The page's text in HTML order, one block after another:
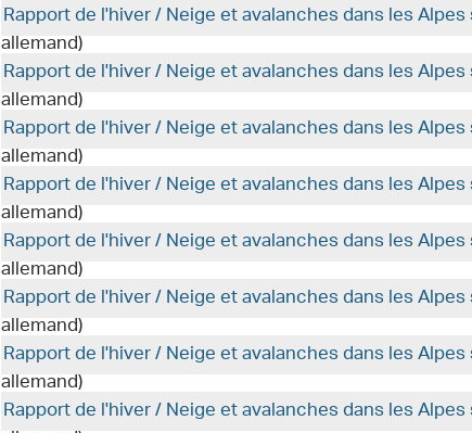
Rapport de l'hiver / Neige et avalanches dans les
allemand)
Rapport de l'hiver / Neige et avalanches dans les
allemand)
Rapport de l'hiver / Neige et avalanches dans les
allemand)
Rapport de l'hiver / Neige et avalanches dans les
allemand)
Rapport de l'hiver / Neige et avalanches dans les
allemand)
Rapport de l'hiver / Neige et avalanches dans les
allemand)
Rapport de l'hiver / Neige et avalanches dans les
allemand)
Rapport de l'hiver / Neige et avalanches dans les